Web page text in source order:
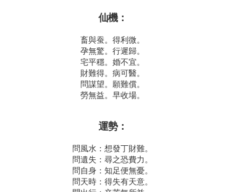
仙機：
畜與蚕。得利微。
孕無驚。行遲歸。
宅平穩。婚不宜。
財難得。病可醫。
問謀望。願難償。
勞無益。早收場。
運勢：
問風水：想發丁財難。
問遺失：尋之恐費力。
問自身：知足便無憂。
問天時：得失有天意。